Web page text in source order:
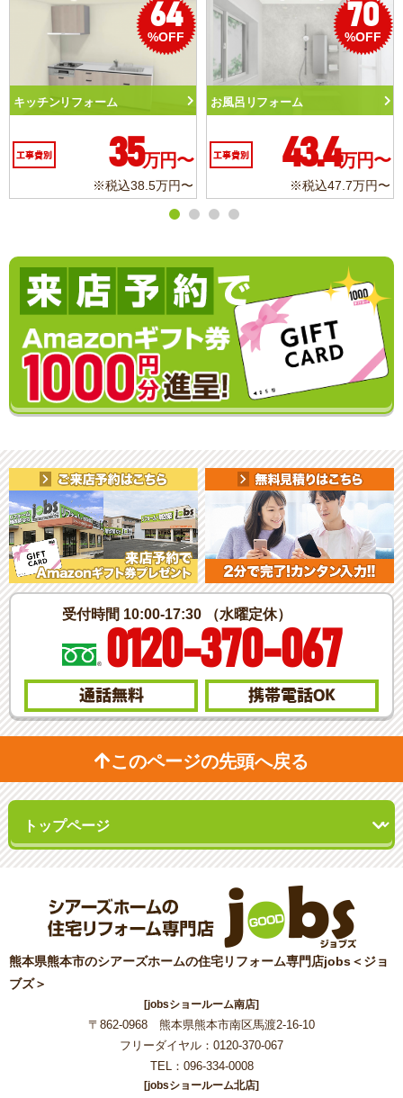
70
%OFF
万円〜
50
トイレリフォーム
工事費別 10.3万円〜
※税込11.3万円〜
洗面化粧台リフォ
工事費別
受付時間 10:00-17:30 （水曜定休）
0120-370-067
通話無料 携帯電話OK
このページの先頭へ戻る
熊本県熊本市のシアーズホームの住宅リフォーム専門店jobs＜ジョ
ブズ＞
[jobsショールーム南店]
〒862-0968 熊本県熊本市南区馬渡2-16-10
フリーダイヤル：0120-370-067
TEL：096-334-0008
[jobsショールーム北店]